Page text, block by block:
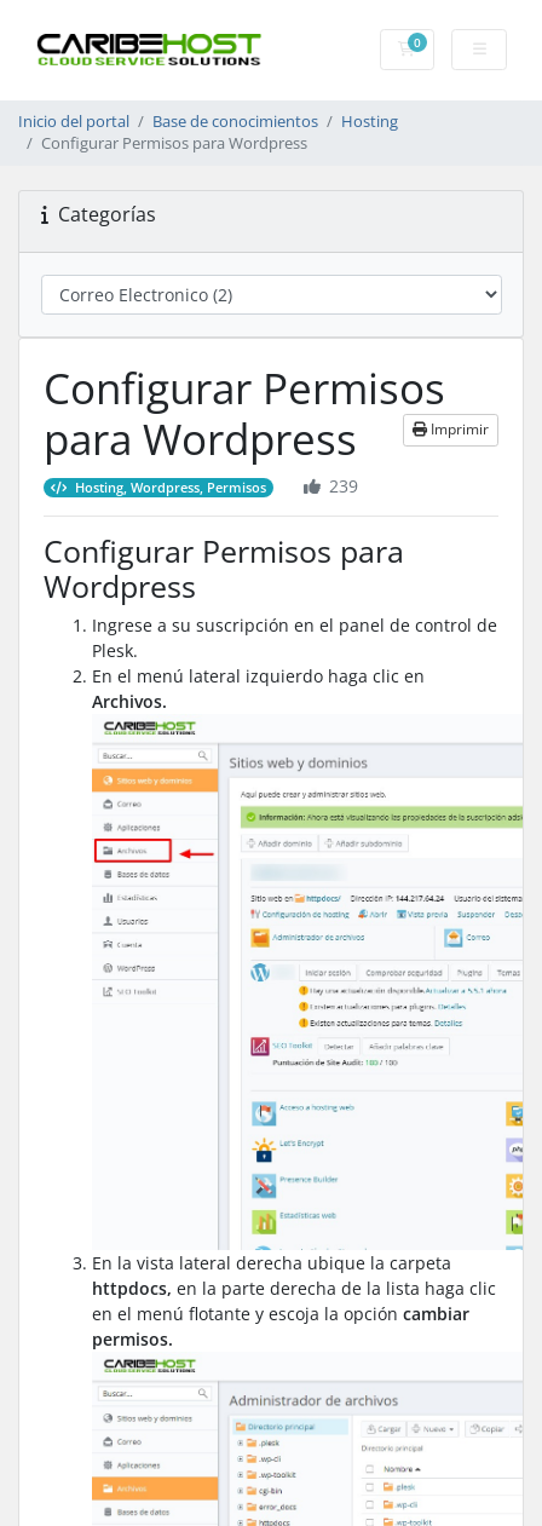
0Carrito
Inicio del portal Base de conocimientos
Hosting
Configurar Permisos para Wordpress
Categorías
Configurar Permisos
para Wordpress
Imprimir
Hosting, Wordpress, Permisos 239
Configurar Permisos para
Wordpress
Ingrese a su suscripción en el panel de control de
Plesk.
En el menú lateral izquierdo haga clic en
Archivos.
En la vista lateral derecha ubique la carpeta
httpdocs, en la parte derecha de la lista haga clic
en el menú flotante y escoja la opción cambiar
permisos.